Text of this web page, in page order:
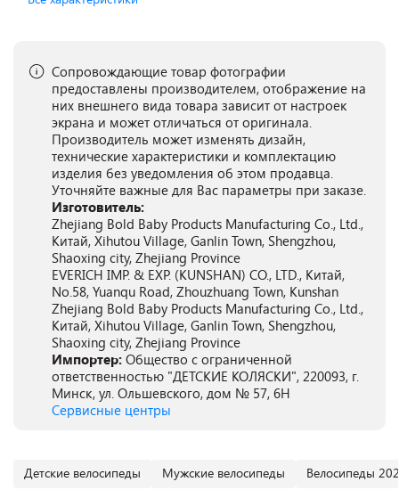
Сопровождающие товар фотографии
предоставлены производителем, отображение на
них внешнего вида товара зависит от настроек
экрана и может отличаться от оригинала.
Производитель может изменять дизайн,
технические характеристики и комплектацию
изделия без уведомления об этом продавца.
Уточняйте важные для Вас параметры при заказе.
Изготовитель:
Zhejiang Bold Baby Products Manufacturing Co., Ltd.,
Китай, Xihutou Village, Ganlin Town, Shengzhou,
Shaoxing city, Zhejiang Province
EVERICH IMP. & EXP. (KUNSHAN) CO., LTD., Китай,
No.58, Yuanqu Road, Zhouzhuang Town, Kunshan
Zhejiang Bold Baby Products Manufacturing Co., Ltd.,
Китай, Xihutou Village, Ganlin Town, Shengzhou,
Shaoxing city, Zhejiang Province
Импортер: Общество с ограниченной
ответственностью "ДЕТСКИЕ КОЛЯСКИ", 220093, г.
Минск, ул. Ольшевского, дом № 57, 6Н
Сервисные центры
Детские велосипеды Мужские велосипеды Велосипеды